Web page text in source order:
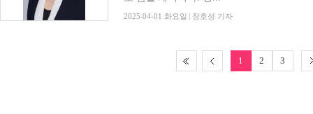
2025-04-01 화요일 | 장호성 기자
1 2 3